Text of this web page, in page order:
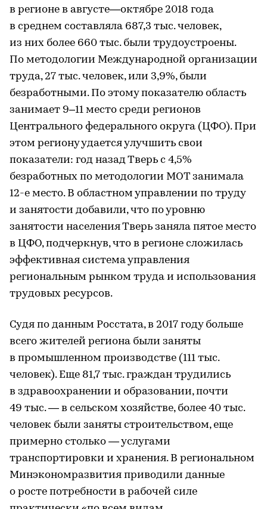
в регионе в августе—октябре 2018 года
в среднем составляла 687,3 тыс. человек,
из них более 660 тыс. были трудоустроены.
По методологии Международной организации
труда, 27 тыс. человек, или 3,9%, были
безработными. По этому показателю область
занимает 9–11 место среди регионов
Центрального федерального округа (ЦФО). При
этом региону удается улучшить свои
показатели: год назад Тверь с 4,5%
безработных по методологии МОТ занимала
12-е место. В областном управлении по труду
и занятости добавили, что по уровню
занятости населения Тверь заняла пятое место
в ЦФО, подчеркнув, что в регионе сложилась
эффективная система управления
региональным рынком труда и использования
трудовых ресурсов.
Судя по данным Росстата, в 2017 году больше
всего жителей региона были заняты
в промышленном производстве (111 тыс.
человек). Еще 81,7 тыс. граждан трудились
в здравоохранении и образовании, почти
49 тыс. — в сельском хозяйстве, более 40 тыс.
человек были заняты строительством, еще
примерно столько — услугами
транспортировки и хранения. В региональном
Минэкономразвития приводили данные
о росте потребности в рабочей силе